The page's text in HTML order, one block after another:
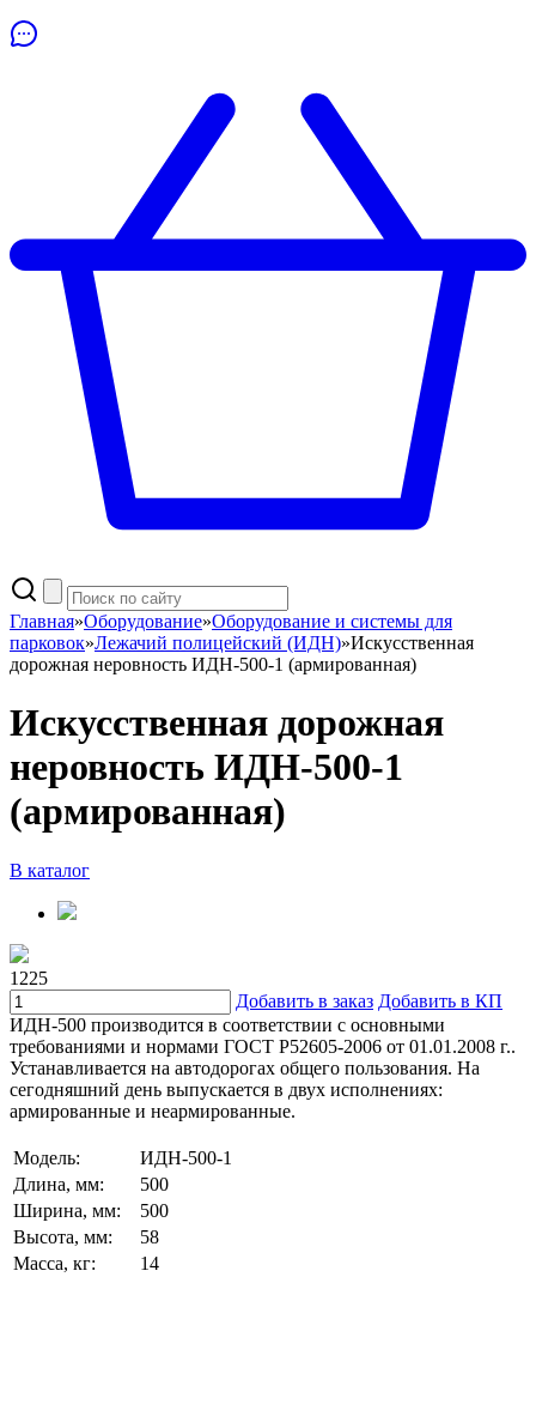
Главная»Оборудование»Оборудование и системы для
парковок»Лежачий полицейский (ИДН)»Искусственная
дорожная неровность ИДН-500-1 (армированная)
Искусственная дорожная
неровность ИДН-500-1
(армированная)
В каталог
1225
Добавить в заказ Добавить в КП
ИДН-500 производится в соответствии с основными
требованиями и нормами ГОСТ Р52605-2006 от 01.01.2008 г..
Устанавливается на автодорогах общего пользования. На
сегодняшний день выпускается в двух исполнениях:
армированные и неармированные.
Модель:
ИДН-500-1
Длина, мм:
500
Ширина, мм:
500
Высота, мм:
58
Масса, кг:
14